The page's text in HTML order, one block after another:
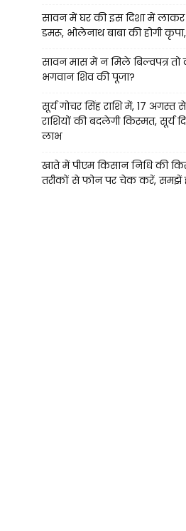
सावन में घर की इस दिशा में
डमरू, भोलेनाथ बाबा की होगी
सावन मास में न मिले बिल्वपत्र
भगवान शिव की पूजा?
सूर्य गोचर सिंह राशि में, 17 अगस्त
राशियों की बदलेगी किस्मत, सूर्य
लाभ
खाते में पीएम किसान निधि की
तरीकों से फोन पर चेक करें, समझें